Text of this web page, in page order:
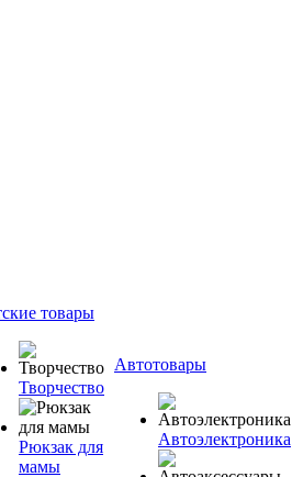
товары
Творчество
Рюкзак для
мамы
Автотовары
Автоэлектроника